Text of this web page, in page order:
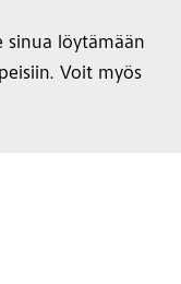
sinua löytämään
Voit myös